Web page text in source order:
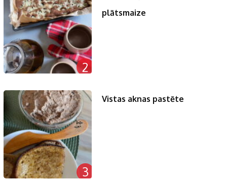
2
plātsmaize
3
Vistas aknas pastēte